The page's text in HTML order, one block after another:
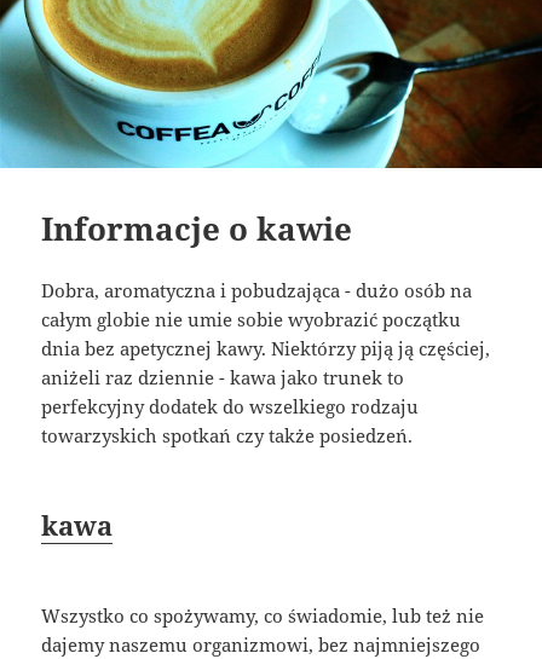
Informacje o kawie
Dobra, aromatyczna i pobudzająca - dużo osób na
całym globie nie umie sobie wyobrazić początku
dnia bez apetycznej kawy. Niektórzy piją ją częściej,
aniżeli raz dziennie - kawa jako trunek to
perfekcyjny dodatek do wszelkiego rodzaju
towarzyskich spotkań czy także posiedzeń.
kawa
Wszystko co spożywamy, co świadomie, lub też nie
dajemy naszemu organizmowi, bez najmniejszego